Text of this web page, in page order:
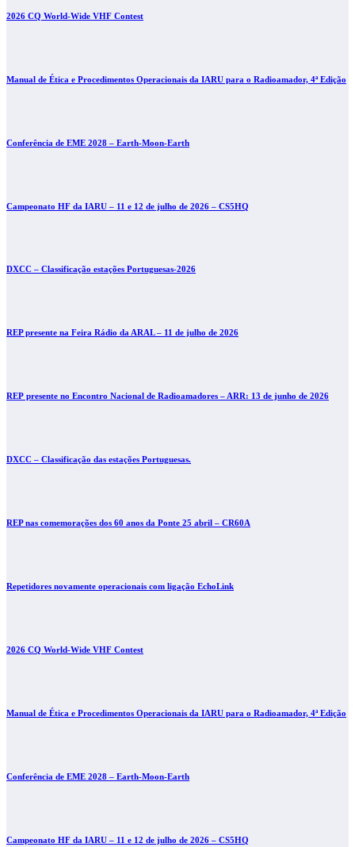
2026 CQ World-Wide VHF Contest
Manual de Ética e Procedimentos Operacionais da IARU para o Radioamador, 4ª Edição
Conferência de EME 2028 – Earth-Moon-Earth
Campeonato HF da IARU – 11 e 12 de julho de 2026 – CS5HQ
DXCC – Classificação estações Portuguesas-2026
REP presente na Feira Rádio da ARAL – 11 de julho de 2026
REP presente no Encontro Nacional de Radioamadores – ARR: 13 de junho de 2026
DXCC – Classificação das estações Portuguesas.
REP nas comemorações dos 60 anos da Ponte 25 abril – CR60A
Repetidores novamente operacionais com ligação EchoLink
2026 CQ World-Wide VHF Contest
Manual de Ética e Procedimentos Operacionais da IARU para o Radioamador, 4ª Edição
Conferência de EME 2028 – Earth-Moon-Earth
Campeonato HF da IARU – 11 e 12 de julho de 2026 – CS5HQ